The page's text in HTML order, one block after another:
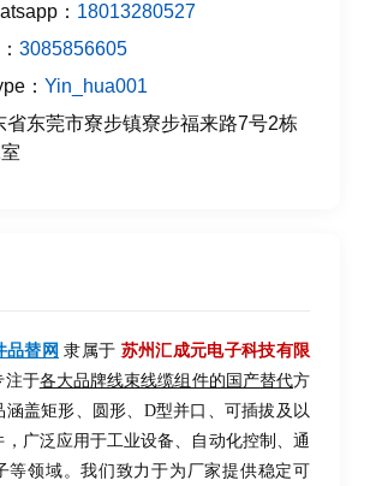
： 18013280527
3085856605
： Yin_hua001
省东莞市寮步镇寮步福来路7号2栋
品替网 隶属于 苏州汇成元电子科技有限
注于各大品牌线束线缆组件的国产替代方
涵盖矩形、圆形、D型并口、可插拔及以
，广泛应用于工业设备、自动化控制、通
等领域。我们致力于为厂家提供稳定可